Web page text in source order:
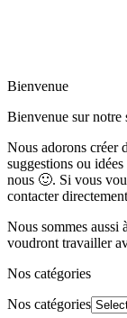
Bienvenue
Bienvenue sur notre
Nous adorons créer
suggestions ou
nous 🙂. Si vous
contacter
Nous sommes aussi
voudront travailler
Nos catégories
Nos catégories